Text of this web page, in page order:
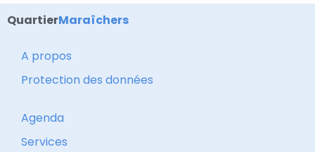
QuartierMaraîchers
A propos
Protection des données
Agenda
Services